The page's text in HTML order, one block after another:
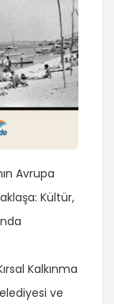
Avrupa
Kültür,
Kalkınma
ve